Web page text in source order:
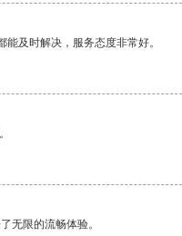
及时解决，服务态度非常好。
无限的流畅体验。